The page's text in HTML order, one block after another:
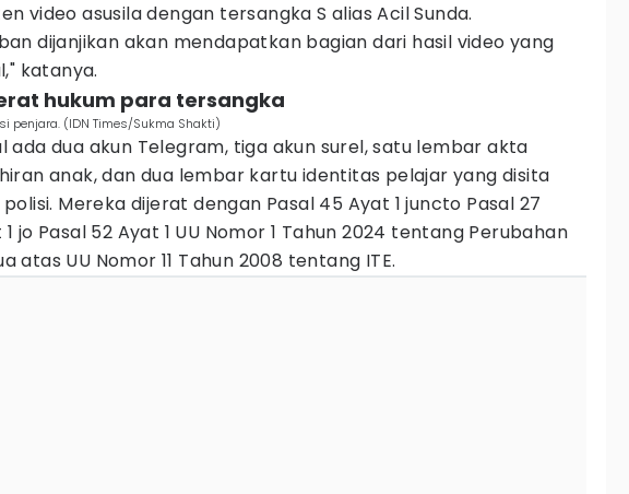
video asusila dengan tersangka S alias Acil Sunda.
dijanjikan akan mendapatkan bagian dari hasil video yang
katanya.
hukum para tersangka
penjara. (IDN Times/Sukma Shakti)
ada dua akun Telegram, tiga akun surel, satu lembar akta
anak, dan dua lembar kartu identitas pelajar yang disita
Mereka dijerat dengan Pasal 45 Ayat 1 juncto Pasal 27
jo Pasal 52 Ayat 1 UU Nomor 1 Tahun 2024 tentang Perubahan
atas UU Nomor 11 Tahun 2008 tentang ITE.